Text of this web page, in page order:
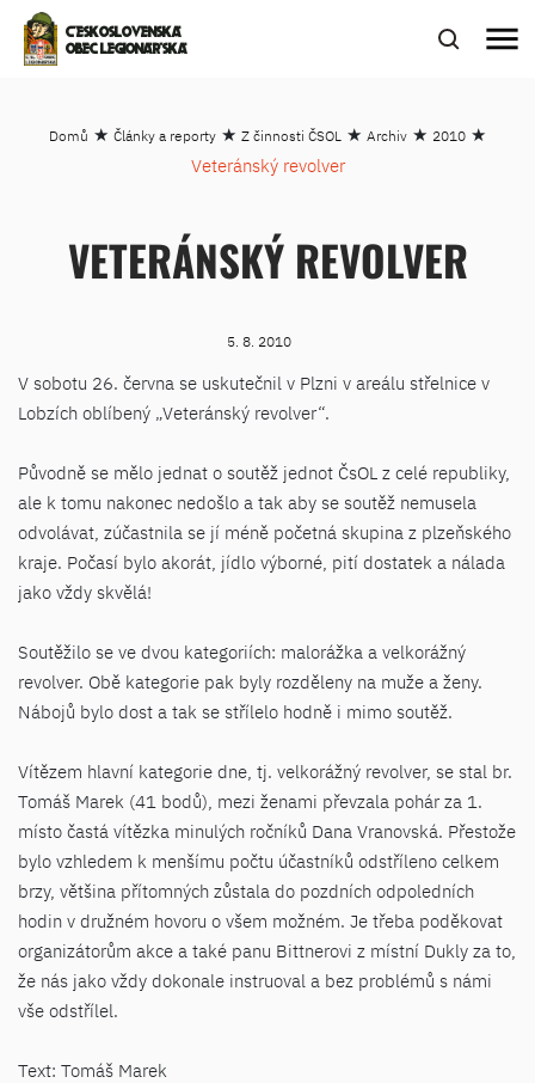
ČESKOSLOVENSKÁ
OBEC LEGIONÁŘSKÁ
menu
Domů ★ Články a reporty ★ Z činnosti ČSOL ★ Archiv ★ 2010 ★
Veteránský revolver
VETERÁNSKÝ REVOLVER
5. 8. 2010
V sobotu 26. června se uskutečnil v Plzni v areálu střelnice v
Lobzích oblíbený „Veteránský revolver“.
Původně se mělo jednat o soutěž jednot ČsOL z celé republiky,
ale k tomu nakonec nedošlo a tak aby se soutěž nemusela
odvolávat, zúčastnila se jí méně početná skupina z plzeňského
kraje. Počasí bylo akorát, jídlo výborné, pití dostatek a nálada
jako vždy skvělá!
Soutěžilo se ve dvou kategoriích: malorážka a velkorážný
revolver. Obě kategorie pak byly rozděleny na muže a ženy.
Nábojů bylo dost a tak se střílelo hodně i mimo soutěž.
Vítězem hlavní kategorie dne, tj. velkorážný revolver, se stal br.
Tomáš Marek (41 bodů), mezi ženami převzala pohár za 1.
místo častá vítězka minulých ročníků Dana Vranovská. Přestože
bylo vzhledem k menšímu počtu účastníků odstříleno celkem
brzy, většina přítomných zůstala do pozdních odpoledních
hodin v družném hovoru o všem možném. Je třeba poděkovat
organizátorům akce a také panu Bittnerovi z místní Dukly za to,
že nás jako vždy dokonale instruoval a bez problémů s námi
vše odstřílel.
Text: Tomáš Marek